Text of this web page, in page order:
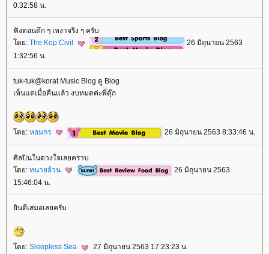
0:32:58 น.
ฟังตอนดึก ๆ เหงาจริง ๆ ครับ
ดย: The Kop Civil
26 มิถุนายน 2563
1:32:56 น.
tuk-tuk@korat Music Blog ดู Blog
เห็นแต่เมื่อคืนแล้ว งบหมดค่ะพี่ตุ๊ก
ดย: หอมกร 26 มิถุนายน 2563 8:33:46 น.
ศิลปินในดวงใจเลยคราบ
ดย: ทนายอ้วน
26 มิถุนายน 2563
15:46:04 น.
ินดีเสมอเลยครับ
ดย: Sleepless Sea 27 มิถุนายน 2563 17:23:23 น.